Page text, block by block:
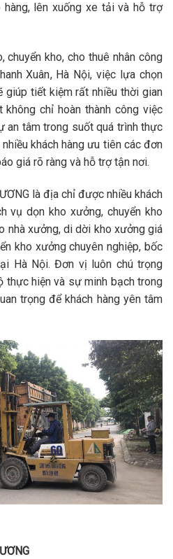
lên xuống xe tải và hỗ trợ
chuyển kho, cho thuê nhân công
Xuân, Hà Nội, việc lựa chọn
tiết kiệm rất nhiều thời gian
chỉ hoàn thành công việc
an tâm trong suốt quá trình thực
khách hàng ưu tiên các đơn
giá rõ ràng và hỗ trợ tận nơi.
là địa chỉ được nhiều khách
vụ dọn kho xưởng,chuyển kho
nhà xưởng, di dời kho xưởng giá
kho xưởng chuyên nghiệp,bốc
Hà Nội. Đơn vị luôn chú trọng
thực hiện và sự minh bạch trong
trọng để khách hàng yên tâm